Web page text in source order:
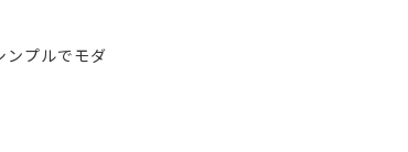
プルでモダ